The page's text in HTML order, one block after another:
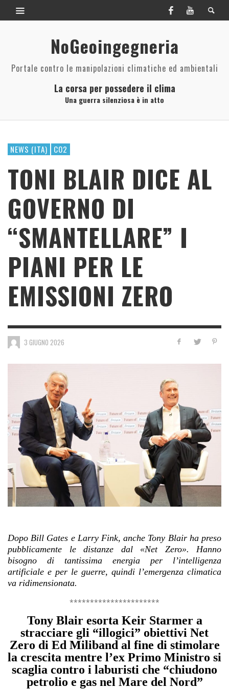
NoGeoingegneria
Portale contro le manipolazioni climatiche ed ambientali
La corsa per possedere il clima
Una guerra silenziosa è in atto
NEWS (ITA) CO2
TONI BLAIR DICE AL
GOVERNO DI
“SMANTELLARE” I
PIANI PER LE
EMISSIONI ZERO
3 GIUGNO 2026
Dopo Bill Gates e Larry Fink, anche Tony Blair ha preso
pubblicamente le distanze dal «Net Zero». Hanno
bisogno di tantissima energia per l’intelligenza
artificiale e per le guerre, quindi l’emergenza climatica
va ridimensionata.
**********************
Tony Blair esorta Keir Starmer a
stracciare gli “illogici” obiettivi Net
Zero di Ed Miliband al fine di stimolare
la crescita mentre l’ex Primo Ministro si
scaglia contro i laburisti che “chiudono
petrolio e gas nel Mare del Nord”